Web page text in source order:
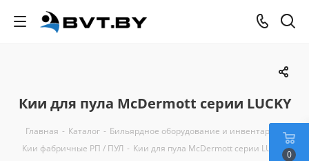
Кии для пула McDermott серии LUCKY
Главная - Каталог - Бильярдное оборудование и инвентарь
Кии фабричные РП / ПУЛ - Кии для пула McDermott серии LUCKY
0